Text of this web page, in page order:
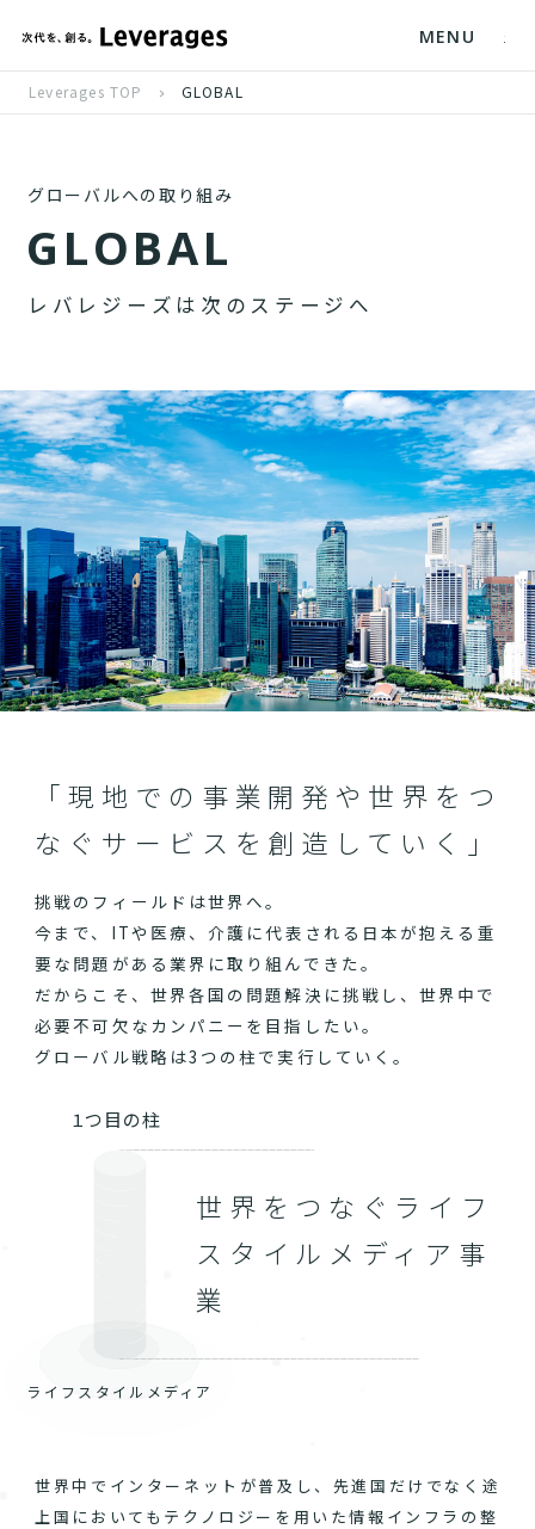
MENU
Leverages TOP GLOBAL
グローバルへの取り組み
GLOBAL
レ バ レ ジ ー ズ は 次 の ス テ ー ジ へ
「現地での事業開発や世界をつ
なぐサービスを創造していく」
挑戦のフィールドは世界へ。
今まで、ITや医療、介護に代表される日本が抱える重
要な問題がある業界に取り組んできた。
だからこそ、世界各国の問題解決に挑戦し、世界中で
必要不可欠なカンパニーを目指したい。
グローバル戦略は3つの柱で実行していく。
１つ目の柱
ライフスタイルメディア
世界をつなぐライフ
スタイルメディア事
業
世界中でインターネットが普及し、先進国だけでなく途
上国においてもテクノロジーを用いた情報インフラの整